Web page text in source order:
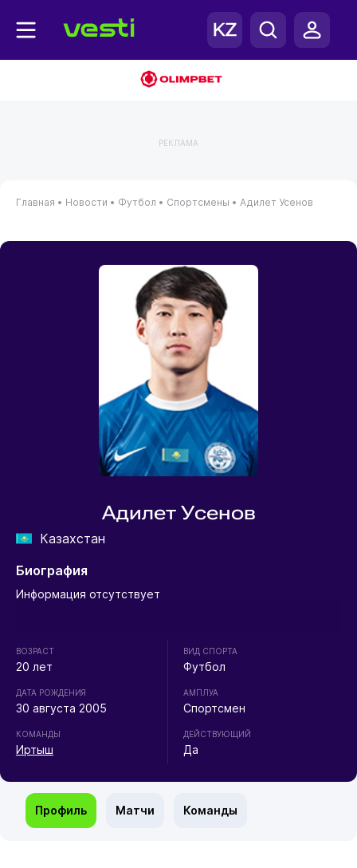
РЕКЛАМА
Главная • Новости • Футбол • Спортсмены • Адилет Усенов
Адилет Усенов
Казахстан
Биография
Информация отсутствует
ВОЗРАСТ
20 лет
ДАТА РОЖДЕНИЯ
30 августа 2005
КОМАНДЫ
Иртыш
ВИД СПОРТА
Футбол
АМПЛУА
Спортсмен
ДЕЙСТВУЮЩИЙ
Да
Профиль Матчи Команды